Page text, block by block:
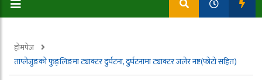
होमपेज
ताप्लेजुङको फुङ्लिङमा ट्याक्टर दुर्घटना, दुर्घटनामा ट्याक्टर जलेर नष्ट(फोटो सहित)